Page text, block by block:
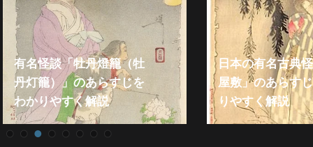
日本の有名古典怪談「皿
屋敷」のあらすじをわか
りやすく解説
2021年
い話』